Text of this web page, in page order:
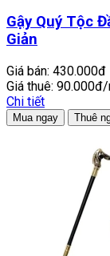
Gậy Quý Tộc
Giản
Giá bán: 430.000đ
Giá thuê: 90.000đ/
Chi tiết
Mua ngay Thuê